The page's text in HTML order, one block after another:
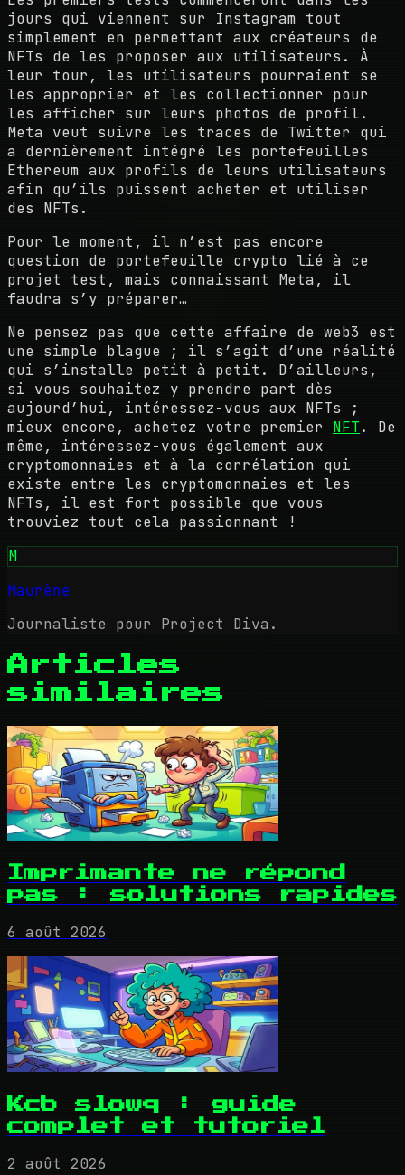
jours qui viennent sur Instagram tout
simplement en permettant aux créateurs de
NFTs de les proposer aux utilisateurs. À
leur tour, les utilisateurs pourraient se
les approprier et les collectionner pour
les afficher sur leurs photos de profil.
Meta veut suivre les traces de Twitter qui
a dernièrement intégré les portefeuilles
Ethereum aux profils de leurs utilisateurs
afin qu’ils puissent acheter et utiliser
des NFTs.
Pour le moment, il n’est pas encore
question de portefeuille crypto lié à ce
projet test, mais connaissant Meta, il
faudra s’y préparer…
Ne pensez pas que cette affaire de web3 est
une simple blague ; il s’agit d’une réalité
qui s’installe petit à petit. D’ailleurs,
si vous souhaitez y prendre part dès
aujourd’hui, intéressez-vous aux NFTs ;
mieux encore, achetez votre premier NFT. De
même, intéressez-vous également aux
cryptomonnaies et à la corrélation qui
existe entre les cryptomonnaies et les
NFTs, il est fort possible que vous
trouviez tout cela passionnant !
M
Maurène
Journaliste pour Project Diva.
Articles
similaires
Imprimante ne répond
pas : solutions rapides
6 août 2026
Kcb slowq : guide
complet et tutoriel
2 août 2026